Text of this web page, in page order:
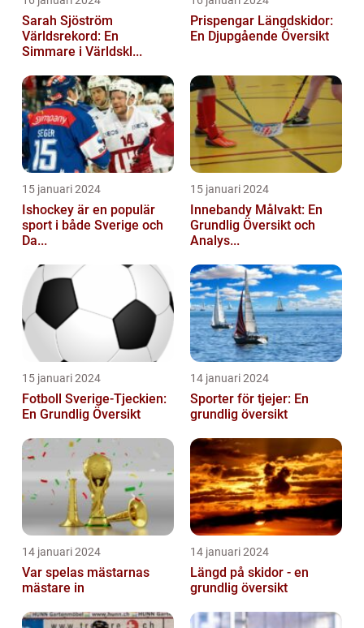
Sarah Sjöström
Världsrekord: En
Simmare i Världskl...
Prispengar Längdskidor:
En Djupgående Översikt
15 januari 2024
Ishockey är en populär
sport i både Sverige och
Da...
15 januari 2024
Innebandy Målvakt: En
Grundlig Översikt och
Analys...
15 januari 2024
Fotboll Sverige-Tjeckien:
En Grundlig Översikt
14 januari 2024
Sporter för tjejer: En
grundlig översikt
14 januari 2024
Var spelas mästarnas
mästare in
14 januari 2024
Längd på skidor - en
grundlig översikt